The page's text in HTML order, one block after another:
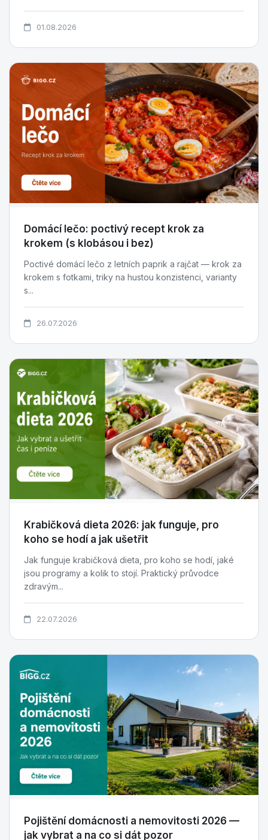
01.08.2026
Domácí lečo: poctivý recept krok za
krokem (s klobásou i bez)
Poctivé domácí lečo z letních paprik a rajčat — krok za
krokem s fotkami, triky na hustou konzistenci, varianty
s...
26.07.2026
Krabičková dieta 2026: jak funguje, pro
koho se hodí a jak ušetřit
Jak funguje krabičková dieta, pro koho se hodí, jaké
jsou programy a kolik to stojí. Praktický průvodce
zdravým...
22.07.2026
Pojištění domácnosti a nemovitosti 2026 —
jak vybrat a na co si dát pozor